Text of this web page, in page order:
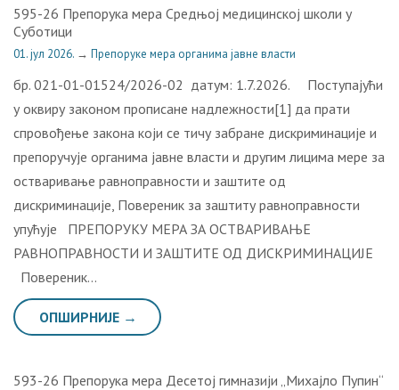
595-26 Препорука мера Средњој медицинској школи у
Суботици
01. јул 2026. → Препоруке мера органима јавне власти
бр. 021-01-01524/2026-02 датум: 1.7.2026. Поступајући
у оквиру законом прописане надлежности[1] да прати
спровођење закона који се тичу забране дискриминације и
препоручује органима јавне власти и другим лицима мере за
остваривање равноправности и заштите од
дискриминације, Повереник за заштиту равноправности
упућује ПРЕПОРУКУ МЕРА ЗА ОСТВАРИВАЊЕ
РАВНОПРАВНОСТИ И ЗАШТИТЕ ОД ДИСКРИМИНАЦИЈЕ
Повереник…
ОПШИРНИЈЕ →
593-26 Препорука мера Десетој гимназији „Михајло Пупин“